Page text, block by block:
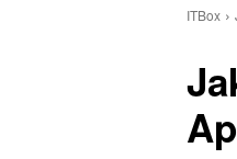
ITBox